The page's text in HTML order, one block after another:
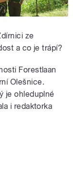
ze
a co je trápí?
Forestlaan
Olešnice.
je ohleduplné
i redaktorka